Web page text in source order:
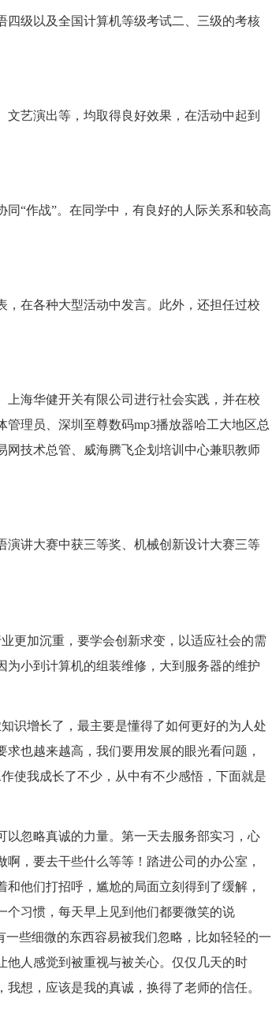
级以及全国计算机等级考试二、三级的考核
艺演出等，均取得良好效果，在活动中起到
“作战”。在同学中，有良好的人际关系和较高
，在各种大型活动中发言。此外，还担任过校
海华健开关有限公司进行社会实践，并在校
理员、深圳至尊数码mp3播放器哈工大地区总
技术总管、威海腾飞企划培训中心兼职教师
讲大赛中获三等奖、机械创新设计大赛三等
更加沉重，要学会创新求变，以适应社会的需
小到计算机的组装维修，大到服务器的维护
识增长了，最主要是懂得了如何更好的为人处
也越来越高，我们要用发展的眼光看问题，
使我成长了不少，从中有不少感悟，下面就是
忽略真诚的力量。第一天去服务部实习，心
，要去干些什么等等！踏进公司的办公室，
他们打招呼，尴尬的局面立刻得到了缓解，
个习惯，每天早上见到他们都要微笑的说
些细微的东西容易被我们忽略，比如轻轻的一
人感觉到被重视与被关心。仅仅几天的时
想，应该是我的真诚，换得了老师的信任。